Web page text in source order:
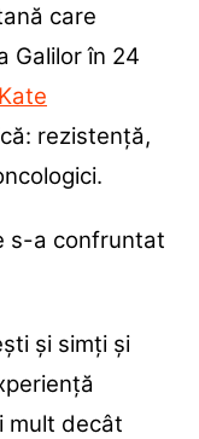
care
Galilor în 24
Kate
rezistență,
s-a confruntat
și simți și
mult decât